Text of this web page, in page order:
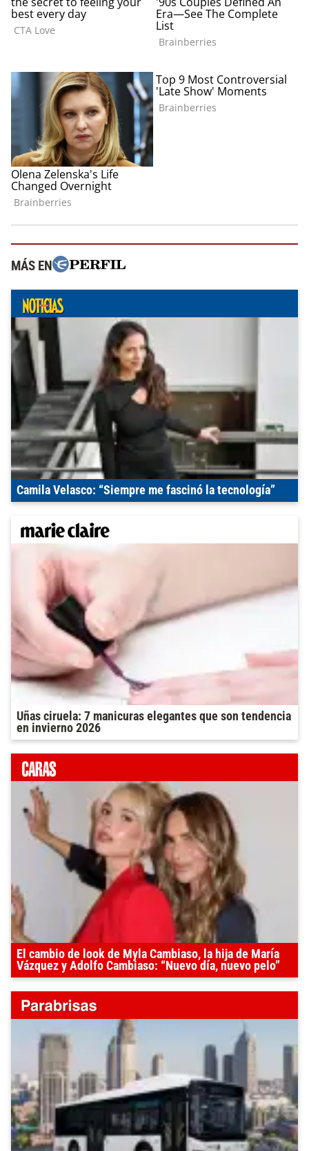
MÁS EN
Camila Velasco: “Siempre me fascinó la tecnología”
Uñas ciruela: 7 manicuras elegantes que son tendencia
en invierno 2026
El cambio de look de Myla Cambiaso, la hija de María
Vázquez y Adolfo Cambiaso: “Nuevo día, nuevo pelo”